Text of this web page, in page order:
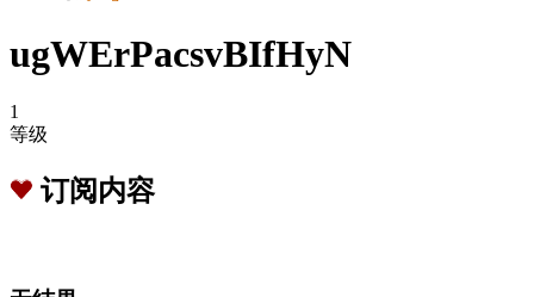
ugWErPacsvBIfHyN
1
等级
订阅内容